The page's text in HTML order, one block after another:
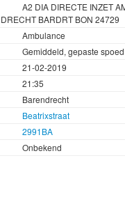
A2 DIA DIRECTE INZET
BARDRT BON 24729
Ambulance
Gemiddeld, gepaste spoed
21-02-2019
21:35
Barendrecht
Beatrixstraat
2991BA
Onbekend